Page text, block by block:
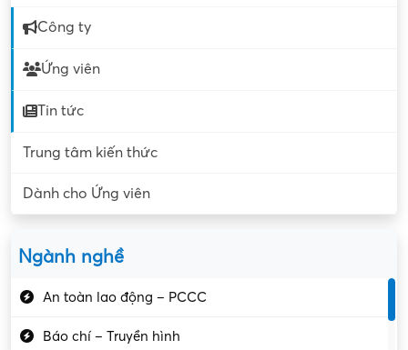
Công ty
Ứng viên
Tin tức
Trung tâm kiến thức
Dành cho Ứng viên
Ngành nghề
An toàn lao động – PCCC
Báo chí – Truyền hình